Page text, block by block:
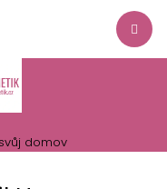
domov
KOŠÍK